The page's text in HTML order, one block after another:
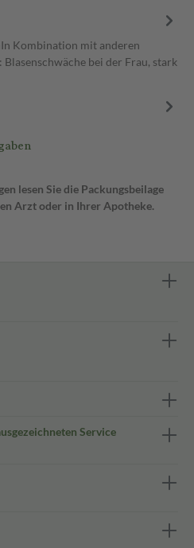
Kombination mit anderen
bei der Frau, stark
lesen Sie die Packungsbeilage
Arzt oder in Ihrer Apotheke.
Service